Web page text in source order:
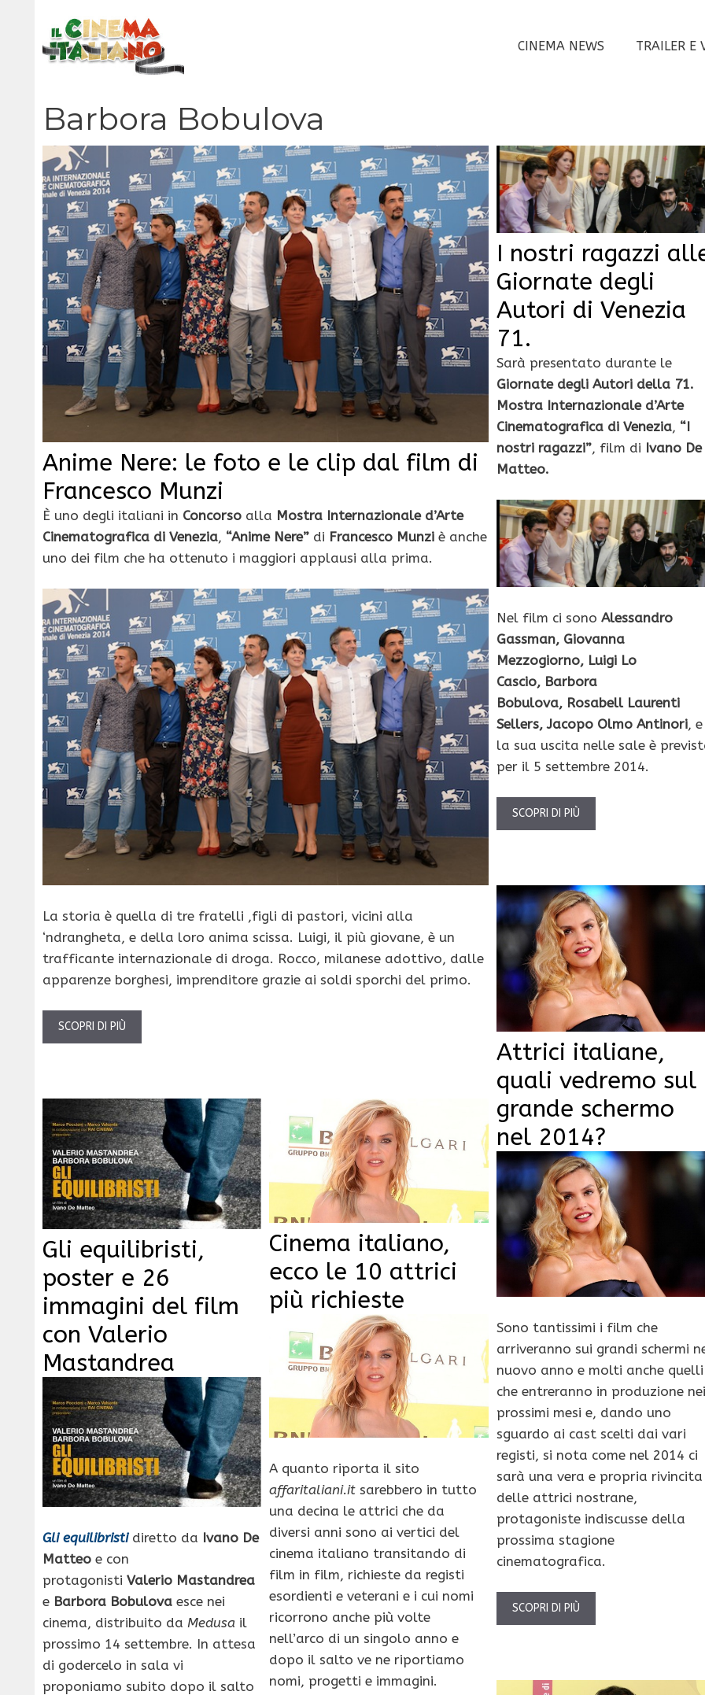
contenuto
CINEMA NEWS TRAILER E
Barbora Bobulova
Anime Nere: le foto e le clip dal film di
Francesco Munzi
È uno degli italiani in Concorso alla Mostra Internazionale d’Arte
Cinematografica di Venezia, “Anime Nere” di Francesco Munzi è anche
uno dei film che ha ottenuto i maggiori applausi alla prima.
La storia è quella di tre fratelli ,figli di pastori, vicini alla
‘ndrangheta, e della loro anima scissa. Luigi, il più giovane, è un
trafficante internazionale di droga. Rocco, milanese adottivo, dalle
apparenze borghesi, imprenditore grazie ai soldi sporchi del primo.
SCOPRI DI PIÙ
I nostri ragazzi
Giornate degli
Autori di Venezia
71.
Sarà presentato durante le
Giornate degli Autori della 71.
Mostra Internazionale d’Arte
Cinematografica di Venezia, “I
nostri ragazzi”, film di Ivano De
Matteo.
Nel film ci sono Alessandro
Gassman, Giovanna
Mezzogiorno, Luigi Lo
Cascio, Barbora
Bobulova, Rosabell Laurenti
Sellers, Jacopo Olmo Antinori, e
la sua uscita nelle sale è
per il 5 settembre 2014.
SCOPRI DI PIÙ
Attrici italiane,
quali vedremo sul
grande schermo
nel 2014?
Sono tantissimi i film che
arriveranno sui grandi schermi
nuovo anno e molti anche quelli
che entreranno in produzione nei
prossimi mesi e, dando uno
sguardo ai cast scelti dai vari
registi, si nota come nel 2014 ci
sarà una vera e propria rivincita
delle attrici nostrane,
protagoniste indiscusse della
prossima stagione
cinematografica.
SCOPRI DI PIÙ
Gli equilibristi,
poster e 26
immagini del film
con Valerio
Mastandrea
Gli equilibristidiretto da Ivano De
Matteo e con
protagonisti Valerio Mastandrea
e Barbora Bobulova esce nei
cinema, distribuito da Medusa il
prossimo 14 settembre. In attesa
di godercelo in sala vi
proponiamo subito dopo il salto
Cinema italiano,
ecco le 10 attrici
più richieste
A quanto riporta il sito
affaritaliani.it sarebbero in tutto
una decina le attrici che da
diversi anni sono ai vertici del
cinema italiano transitando di
film in film, richieste da registi
esordienti e veterani e i cui nomi
ricorrono anche più volte
nell’arco di un singolo anno e
dopo il salto ve ne riportiamo
nomi, progetti e immagini.